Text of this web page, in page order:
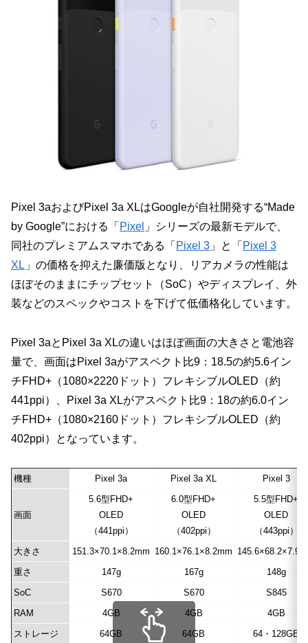
Pixel 3aおよびPixel 3a XLはGoogleが自社開発する“Made
by Google”における「 Pixel 」シリーズの最新モデルで、
同社のプレミアムスマホである「 Pixel 3 」と「 Pixel 3
XL 」の価格を抑えた廉価版となり、リアカメラの性能は
ほぼそのままにチップセット（SoC）やディスプレイ、外
装などのスペックやコストを下げて低価格化しています。
Pixel 3aとPixel 3a XLの違いはほぼ画面の大きさと電池容
量で、画面はPixel 3aがアスペクト比9：18.5の約5.6イン
チFHD+（1080×2220ドット）フレキシブルOLED（約
441ppi）、Pixel 3a XLがアスペクト比9：18の約6.0イン
チFHD+（1080×2160ドット）フレキシブルOLED（約
402ppi）となっています。
機種 Pixel 3a Pixel 3a XL Pixel 3
画面
5.6型FHD+
OLED
（441ppi）
6.0型FHD+
OLED
（402ppi）
5.5型FHD+
OLED
（443ppi）
大きさ
151.3×70.1×8.2mm 160.1×76.1×8.2mm
重さ
147g 167g
148g
SoC
S670 S670
S845
RAM
4GB 4GB
4GB
ストレージ
64GB 64GB 64・128GB